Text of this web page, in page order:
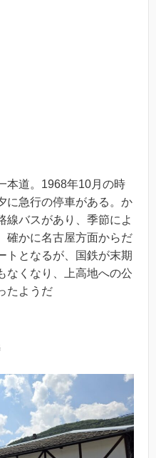
本道。1968年10月の時
に急行の停車がある。か
線バスがあり、季節によ
確かに名古屋方面からだ
トとなるが、国鉄が末期
なくなり、上高地への公
たようだ